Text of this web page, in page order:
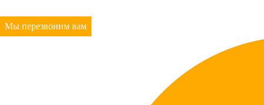
Мы перезвоним вам